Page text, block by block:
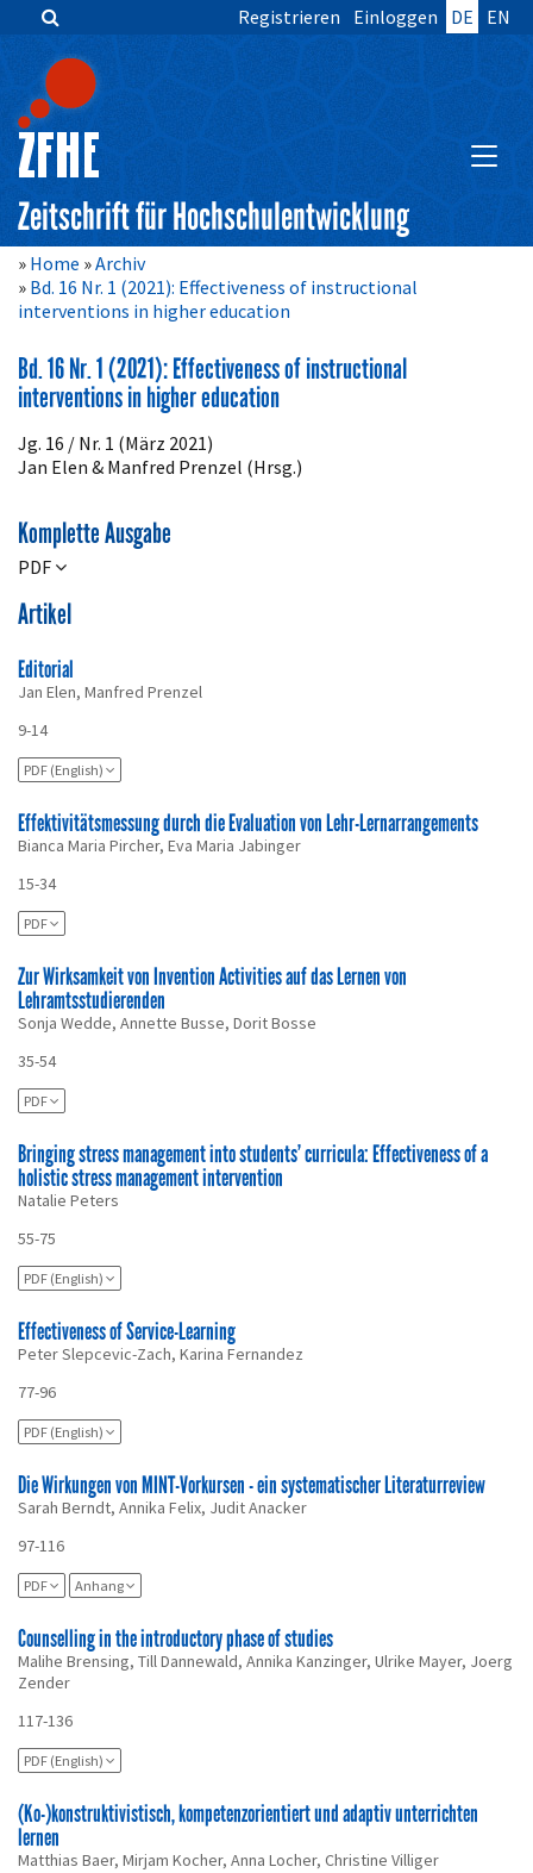
Zum
springen
Hauptnavigation
Inhalt
Sidebar
Registrieren Einloggen DE EN
Zeitschrift für Hochschulentwicklung
Home
Archiv
Bd. 16 Nr. 1 (2021): Effectiveness of instructional
interventions in higher education
Bd. 16 Nr. 1 (2021): Effectiveness of instructional
interventions in higher education
Jg. 16 / Nr. 1 (März 2021)
Jan Elen & Manfred Prenzel (Hrsg.)
Komplette Ausgabe
PDF
Artikel
Editorial
Jan Elen, Manfred Prenzel
9-14
PDF (English)
Effektivitätsmessung durch die Evaluation von Lehr-Lernarrangements
Bianca Maria Pircher, Eva Maria Jabinger
15-34
PDF
Zur Wirksamkeit von Invention Activities auf das Lernen von
Lehramtsstudierenden
Sonja Wedde, Annette Busse, Dorit Bosse
35-54
PDF
Bringing stress management into students’ curricula: Effectiveness of a
holistic stress management intervention
Natalie Peters
55-75
PDF (English)
Effectiveness of Service-Learning
Peter Slepcevic-Zach, Karina Fernandez
77-96
PDF (English)
Die Wirkungen von MINT-Vorkursen - ein systematischer Literaturreview
Sarah Berndt, Annika Felix, Judit Anacker
97-116
PDF Anhang
Counselling in the introductory phase of studies
Malihe Brensing, Till Dannewald, Annika Kanzinger, Ulrike Mayer, Joerg
Zender
117-136
PDF (English)
(Ko-)konstruktivistisch, kompetenzorientiert und adaptiv unterrichten
lernen
Matthias Baer, Mirjam Kocher, Anna Locher, Christine Villiger